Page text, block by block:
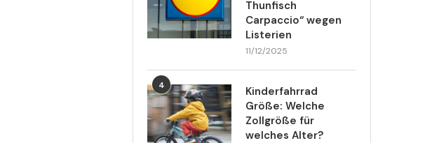
Thunfisch
Carpaccio“ wegen
Listerien
11/12/2025
4
Kinderfahrrad
Größe: Welche
Zollgröße für
welches Alter?